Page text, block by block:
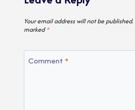
Your email address will not be published.
marked*
Comment *